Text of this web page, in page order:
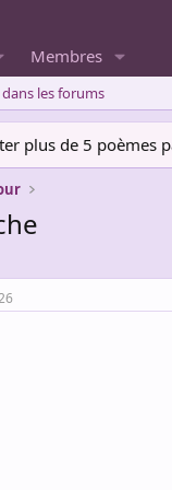
Membres
les forums
plus de 5 poèmes